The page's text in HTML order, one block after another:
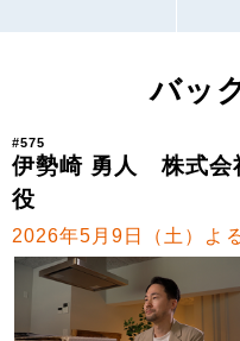
バッ
#575
伊勢崎 勇人 株式
役
2026年5月9日（土）よ